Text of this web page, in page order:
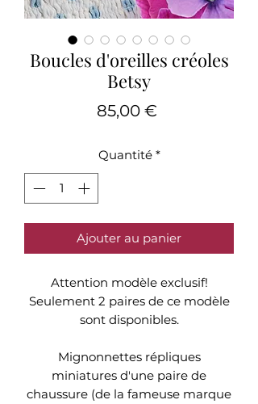
Boucles d'oreilles créoles
Betsy
85,00 €
Quantité *
Ajouter au panier
Attention modèle exclusif!
Seulement 2 paires de ce modèle
sont disponibles.
Mignonnettes répliques
miniatures d'une paire de
chaussure (de la fameuse marque